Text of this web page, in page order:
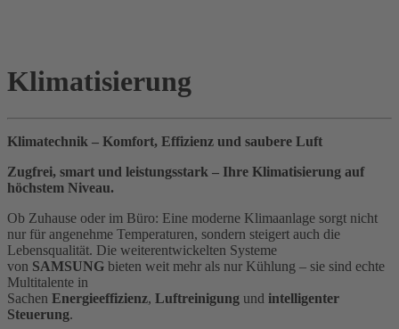
Klimatisierung
Klimatechnik – Komfort, Effizienz und saubere Luft
Zugfrei, smart und leistungsstark – Ihre Klimatisierung auf
höchstem Niveau.
Ob Zuhause oder im Büro: Eine moderne Klimaanlage sorgt nicht
nur für angenehme Temperaturen, sondern steigert auch die
Lebensqualität. Die weiterentwickelten Systeme
von SAMSUNG bieten weit mehr als nur Kühlung – sie sind echte
Multitalente in
Sachen Energieeffizienz, Luftreinigung und intelligenter
Steuerung.